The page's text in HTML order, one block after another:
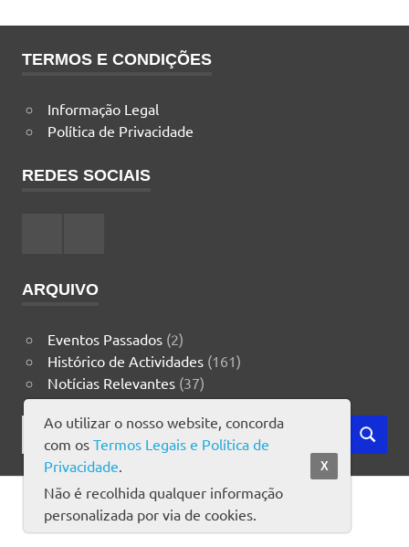
TERMOS E CONDIÇÕES
Informação Legal
Política de Privacidade
REDES SOCIAIS
ARQUIVO
Eventos Passados(2)
Histórico de Actividades(161)
Notícias Relevantes(37)
Search
SEARCH
Copyright ICEA © 2023
Ao utilizar o nosso website, concorda
com os Termos Legais e Política de
Privacidade.
Não é recolhida qualquer informação
personalizada por via de cookies.
X